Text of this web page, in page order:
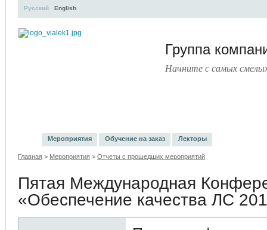
Группа
Начните с самых
Русский English
Мероприятия Обучение на заказ Лекторы
Главная > Мероприятия > Отчеты с прошедших мероприятий
Пятая Международная
«Обеспечение качества ЛС